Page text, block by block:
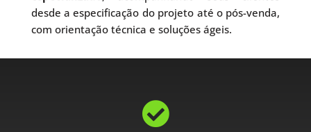
desde a especificação do projeto até o pós-venda,
com orientação técnica e soluções ágeis.
